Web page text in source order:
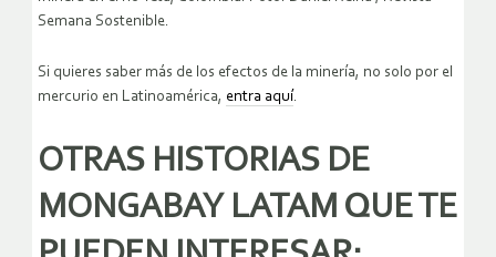
Semana Sostenible.
Si quieres saber más de los efectos de la minería, no solo por el
mercurio en Latinoamérica, entra aquí.
OTRAS HISTORIAS DE
MONGABAY LATAM QUE TE